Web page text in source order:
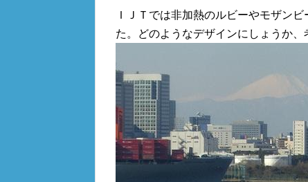
ＩＪＴでは非加熱のルビーやモザン
た。どのようなデザインにしょうか、